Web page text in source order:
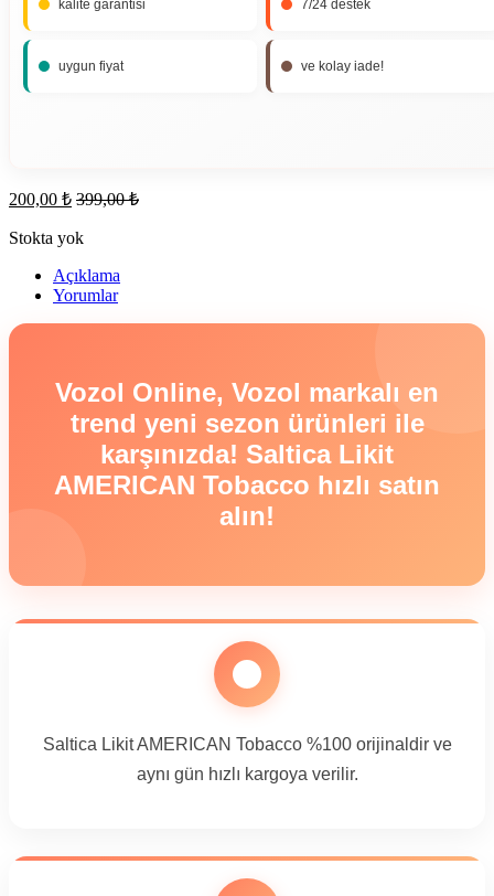
kalite garantisi 7/24 destek
uygun fiyat ve kolay iade!
200,00 ₺ 399,00₺
Stokta yok
Açıklama
Yorumlar
Vozol Online, Vozol markalı en
trend yeni sezon ürünleri ile
karşınızda! Saltica Likit
AMERICAN Tobacco hızlı satın
alın!
Saltica Likit AMERICAN Tobacco %100 orijinaldir ve
aynı gün hızlı kargoya verilir.